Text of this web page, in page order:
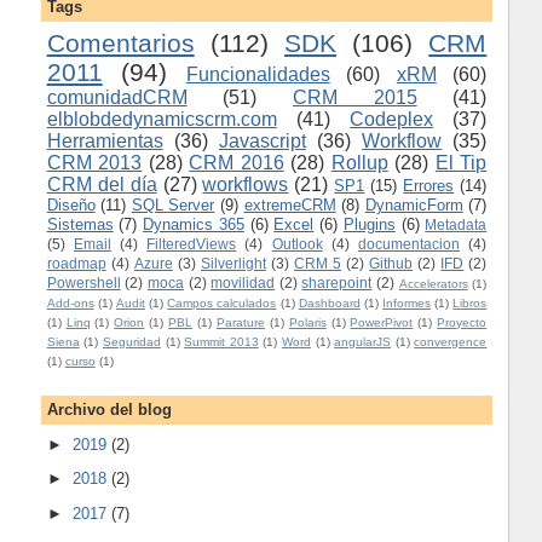
Tags
Comentarios (112) SDK (106)
CRM
2011
(94) Funcionalidades (60) xRM
(60)
comunidadCRM
(51) CRM 2015
(41)
elblobdedynamicscrm.com
(41) Codeplex
(37)
Herramientas
(36) Javascript (36) Workflow (35)
CRM 2013 (28) CRM 2016 (28) Rollup (28) El Tip
CRM del día (27) workflows (21) SP1 (15) Errores (14)
Diseño (11) SQL Server (9) extremeCRM (8) DynamicForm (7)
Sistemas (7) Dynamics 365 (6) Excel (6) Plugins (6) Metadata
(5)
Email (4) FilteredViews (4) Outlook (4) documentacion
(4)
roadmap (4) Azure (3) Silverlight (3) CRM 5 (2) Github (2) IFD (2)
Powershell
(2) moca (2) movilidad (2) sharepoint (2) Accelerators (1)
Add-ons (1) Audit (1) Campos calculados (1) Dashboard (1) Informes (1) Libros
(1) Linq (1) Orion (1) PBL (1) Parature (1) Polaris (1) PowerPivot (1) Proyecto
Siena (1) Seguridad (1) Summit 2013 (1) Word (1) angularJS (1) convergence
(1) curso (1)
Archivo del blog
► 2019 (2)
► 2018 (2)
► 2017 (7)